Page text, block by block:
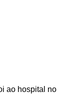
ao hospital no